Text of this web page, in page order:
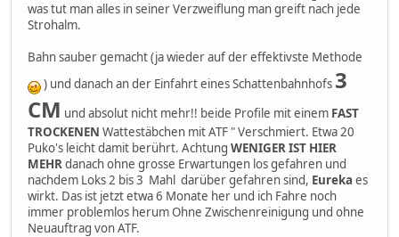
was tut man alles in seiner Verzweiflung man greift nach jede
Strohalm.
Bahn sauber gemacht (ja wieder auf der effektivste Methode
) und danach an der Einfahrt eines Schattenbahnhofs 3
CM und absolut nicht mehr!! beide Profile mit einem FAST
TROCKENEN Wattestäbchen mit ATF " Verschmiert. Etwa 20
Puko's leicht damit berührt. Achtung WENIGER IST HIER
MEHRdanach ohne grosse Erwartungen los gefahren und
nachdem Loks 2 bis 3 Mahl darüber gefahren sind, Eureka es
wirkt. Das ist jetzt etwa 6 Monate her und ich Fahre noch
immer problemlos herum Ohne Zwischenreinigung und ohne
Neuauftrag von ATF.